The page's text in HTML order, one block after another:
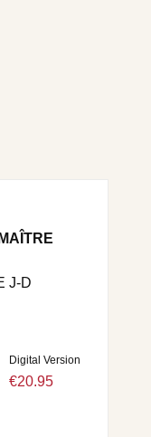
J-D
Digital Version
€20.95